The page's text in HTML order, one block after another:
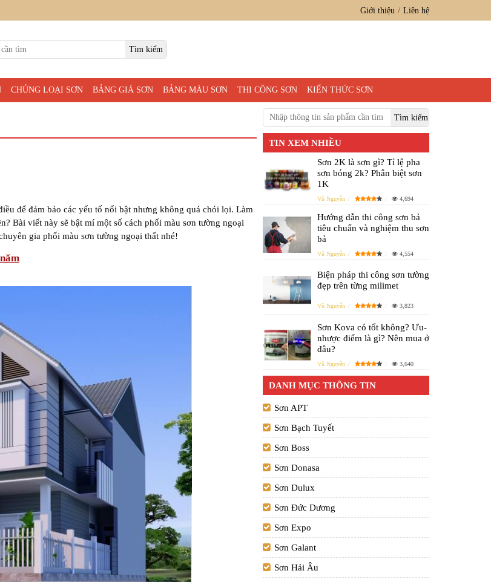
Giới thiệu Liên hệ
CHỦNG LOẠI SƠN BẢNG GIÁ SƠN BẢNG MÀU SƠN THI CÔNG SƠN KIẾN THỨC SƠN
để đảm bảo các yếu tố nổi bật nhưng không quá chói lọi. Làm
Bài viết này sẽ bật mí một số cách phối màu sơn tường ngoại
gia phối màu sơn tường ngoại thất nhé!
TIN XEM NHIỀU
Sơn 2K là sơn gì? Tỉ lệ pha
sơn bóng 2k? Phân biệt sơn
1K
Vũ Nguyễn 4,694
Hướng dẫn thi công sơn bả
tiêu chuẩn và nghiệm thu sơn
bả
Vũ Nguyễn 4,554
Biện pháp thi công sơn tường
đẹp trên từng milimet
Vũ Nguyễn 3,823
Sơn Kova có tốt không? Ưu-
nhược điểm là gì? Nên mua ở
đâu?
Vũ Nguyễn 3,640
DANH MỤC THÔNG TIN
Sơn APT
Sơn Bạch Tuyết
Sơn Boss
Sơn Donasa
Sơn Dulux
Sơn Đức Dương
Sơn Expo
Sơn Galant
Sơn Hải Âu